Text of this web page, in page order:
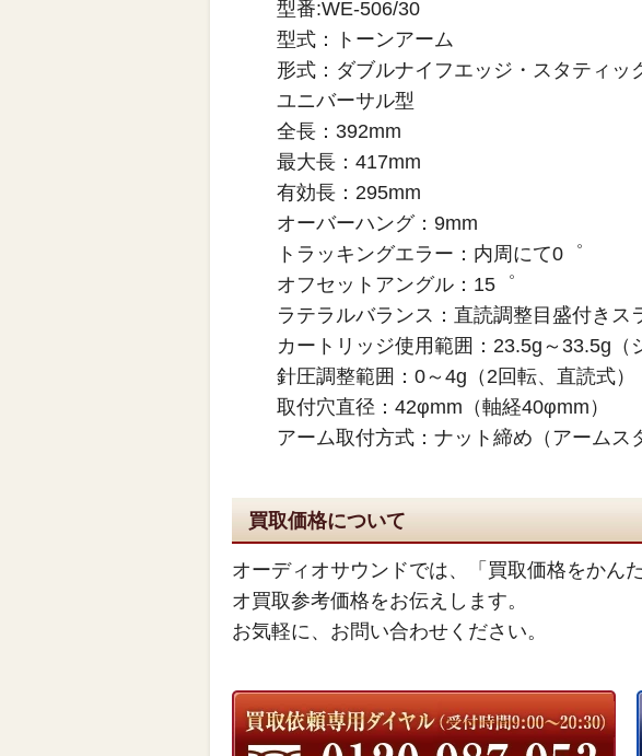
型番:WE-506/30
型式：トーンアーム
形式：ダブルナイフエッジ・スタティッ
ユニバーサル型
全長：392mm
最大長：417mm
有効長：295mm
オーバーハング：9mm
トラッキングエラー：内周にて0゜
オフセットアングル：15゜
ラテラルバランス：直読調整目盛付きス
カートリッジ使用範囲：23.5g～33.5g（
針圧調整範囲：0～4g（2回転、直読式）
取付穴直径：42φmm（軸経40φmm）
アーム取付方式：ナット締め（アームス
買取価格について
オーディオサウンドでは、「買取価格をかん
オ買取参考価格をお伝えします。
お気軽に、お問い合わせください。